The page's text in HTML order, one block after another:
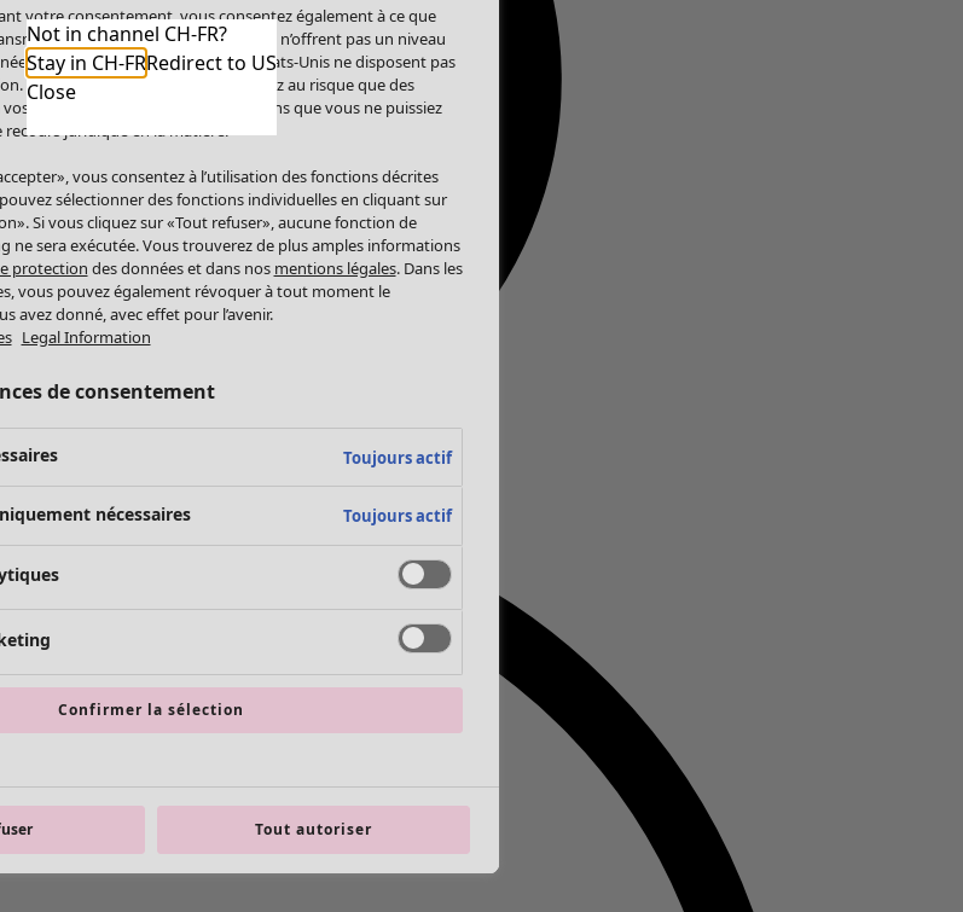
Not in channel CH-FR?
Stay in CH-FRRedirect to US
Close
votre consentement, vous consentez également à ce que
aux États-Unis. Les États-Unis n’offrent pas un niveau
comparable à celui de l’UE. Les États-Unis ne disposent pas
Par conséquent, vous vous exposez au risque que des
données à caractère personnel sans que vous ne puissiez
juridique en la matière.
vous consentez à l’utilisation des fonctions décrites
sélectionner des fonctions individuelles en cliquant sur
Si vous cliquez sur «Tout refuser», aucune fonction de
ne sera exécutée. Vous trouverez de plus amples informations
protection des données et dans nos mentions légales. Dans les
vous pouvez également révoquer à tout moment le
avez donné, avec effet pour l’avenir.
Legal Information
de consentement
Toujours actif
nécessaires Toujours actif
Confirmer la sélection
Tout autoriser